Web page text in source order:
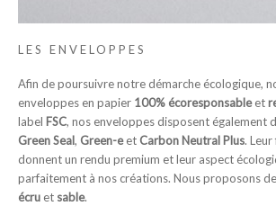
LES ENVELOPPES
Afin de poursuivre notre démarche écologique,
enveloppes en papier 100% écoresponsableet
label FSC, nos enveloppes disposent également
Green Seal, Green-eetCarbon Neutral Plus.
donnent un rendu premium et leur aspect
parfaitement à nos créations. Nous proposons
écru et sable.